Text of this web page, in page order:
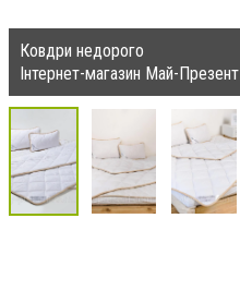
Ковдри недорого
Інтернет-магазин Май-Презент